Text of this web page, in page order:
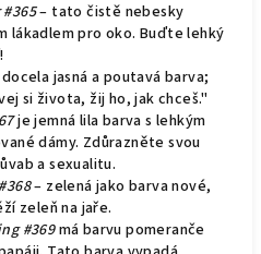
– tato čistě nebesky
lákadlem pro oko. Buďte lehký
jasná a poutavá barva;
si života, žij ho, jak chceš."
je jemná lila barva s lehkým
dámy. Zdůrazněte svou
a sexualitu.
– zelená jako barva nové,
zeleň na jaře.
#369má barvu pomeranče